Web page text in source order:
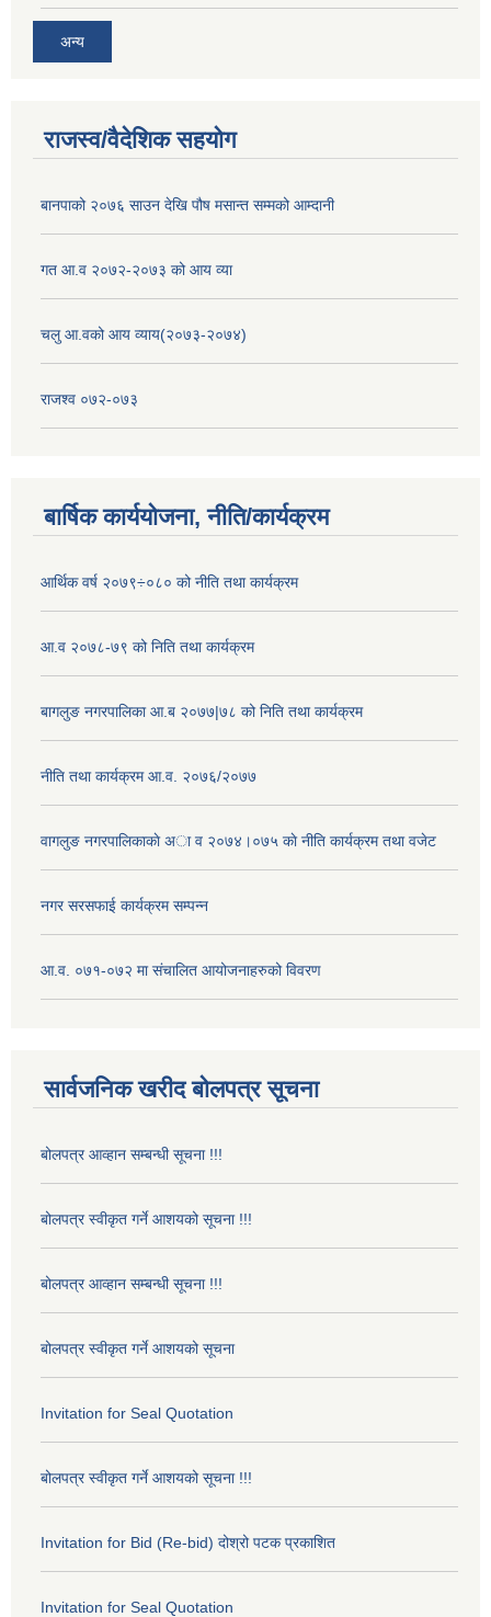
अन्य
राजस्व/वैदेशिक सहयोग
बानपाको २०७६ साउन देखि पौष मसान्त सम्मको आम्दानी
गत आ.व २०७२-२०७३ को आय व्या
चलु आ.वको आय व्याय(२०७३-२०७४)
राजश्व ०७२-०७३
बार्षिक कार्ययोजना, नीति/कार्यक्रम
आर्थिक वर्ष २०७९÷०८० को नीति तथा कार्यक्रम
आ.व २०७८-७९ को निति तथा कार्यक्रम
बागलुङ नगरपालिका आ.ब २०७७|७८ को निति तथा कार्यक्रम
नीति तथा कार्यक्रम आ.व. २०७६/२०७७
वागलुङ नगरपालिकाकाे अा‍ व २०७४।०७५ काे नीति कार्यक्रम तथा वजेट
नगर सरसफाई कार्यक्रम सम्पन्न
आ.व. ०७१-०७२ मा संचालित आयोजनाहरुको विवरण
सार्वजनिक खरीद बोलपत्र सूचना
बोलपत्र आव्हान सम्बन्धी सूचना !!!
बोलपत्र स्वीकृत गर्ने आशयको सूचना !!!
बोलपत्र आव्हान सम्बन्धी सूचना !!!
बोलपत्र स्वीकृत गर्ने आशयको सूचना
Invitation for Seal Quotation
बोलपत्र स्वीकृत गर्ने आशयको सूचना !!!
Invitation for Bid (Re-bid) दोश्रो पटक प्रकाशित
Invitation for Seal Quotation